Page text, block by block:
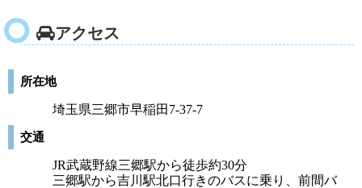
アクセス
所在地
埼玉県三郷市早稲田7-37-7
交通
JR武蔵野線三郷駅から徒歩約30分
三郷駅から吉川駅北口行きのバスに乗り、前間バ